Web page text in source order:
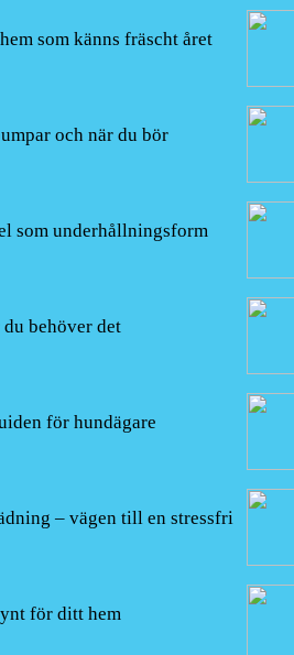
som känns fräscht året
och när du bör
som underhållningsform
behöver det
för hundägare
– vägen till en stressfri
för ditt hem